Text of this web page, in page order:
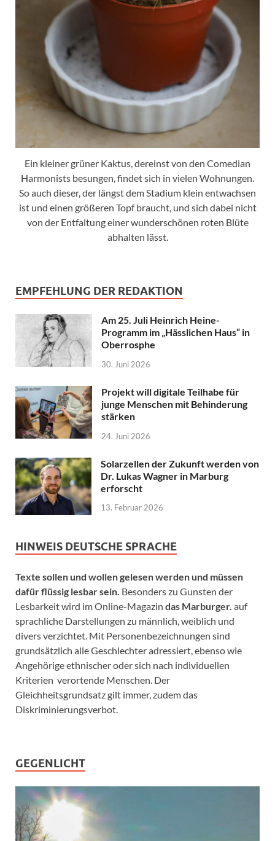
Ein kleiner grüner Kaktus, dereinst von den Comedian
Harmonists besungen, findet sich in vielen Wohnungen.
So auch dieser, der längst dem Stadium klein entwachsen
ist und einen größeren Topf braucht, und sich dabei nicht
von der Entfaltung einer wunderschönen roten Blüte
abhalten lässt.
EMPFEHLUNG DER REDAKTION
Am 25. Juli Heinrich Heine-
Programm im „Hässlichen Haus“ in
Oberrosphe
30. Juni 2026
Projekt will digitale Teilhabe für
junge Menschen mit Behinderung
stärken
24. Juni 2026
Solarzellen der Zukunft werden von
Dr. Lukas Wagner in Marburg
erforscht
13. Februar 2026
HINWEIS DEUTSCHE SPRACHE
Texte sollen und wollen gelesen werden und müssen
dafür flüssig lesbar sein. Besonders zu Gunsten der
Lesbarkeit wird im Online-Magazin das Marburger. auf
sprachliche Darstellungen zu männlich, weiblich und
divers verzichtet. Mit Personenbezeichnungen sind
grundsätzlich alle Geschlechter adressiert, ebenso wie
Angehörige ethnischer oder sich nach individuellen
Kriterien verortende Menschen. Der
Gleichheitsgrundsatz gilt immer, zudem das
Diskriminierungsverbot.
GEGENLICHT